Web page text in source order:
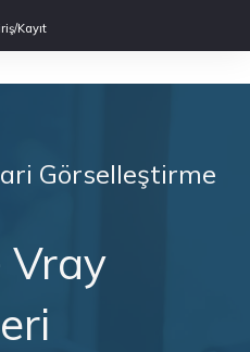
Kayıt
Görselleştirme
Vray